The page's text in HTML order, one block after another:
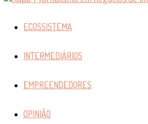
ECOSSISTEMA
INTERMEDIÁRIOS
EMPREENDEDORES
OPINIÃO